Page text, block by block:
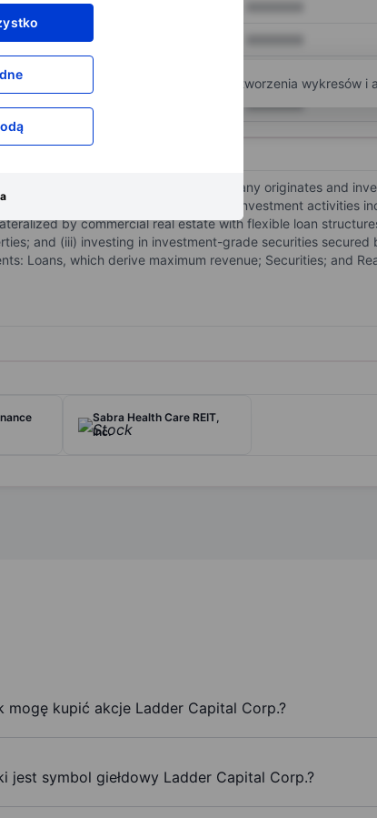
XXXXXXX
dostęp do większej ilości narzędzi do tworzenia wykresów i
real estate finance. The company originates and
secured assets. The company's investment activities
by commercial real estate with flexible loan
and (iii) investing in investment-grade securities secured
Loans, which derive maximum revenue; Securities; and
Sabra Health Care REIT,
Inc.
mogę kupić akcje Ladder Capital Corp.?
jest symbol giełdowy Ladder Capital Corp.?